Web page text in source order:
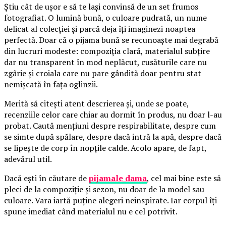
Știu cât de ușor e să te lași convinsă de un set frumos
fotografiat. O lumină bună, o culoare pudrată, un nume
delicat al colecției și parcă deja îți imaginezi noaptea
perfectă. Doar că o pijama bună se recunoaște mai degrabă
din lucruri modeste: compoziția clară, materialul subțire
dar nu transparent în mod neplăcut, cusăturile care nu
zgârie și croiala care nu pare gândită doar pentru stat
nemișcată în fața oglinzii.
Merită să citești atent descrierea și, unde se poate,
recenziile celor care chiar au dormit în produs, nu doar l-au
probat. Caută mențiuni despre respirabilitate, despre cum
se simte după spălare, despre dacă intră la apă, despre dacă
se lipește de corp în nopțile calde. Acolo apare, de fapt,
adevărul util.
Dacă ești în căutare depijamale dama, cel mai bine este să
pleci de la compoziție și sezon, nu doar de la model sau
culoare. Vara iartă puține alegeri neinspirate. Iar corpul îți
spune imediat când materialul nu e cel potrivit.